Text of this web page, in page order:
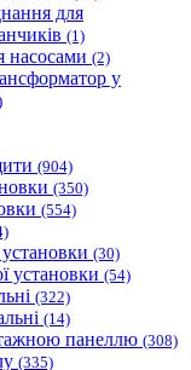
для
(1)
насосами (2)
у
(904)
(350)
(554)
(30)
установки (54)
(322)
(14)
панеллю (308)
(335)